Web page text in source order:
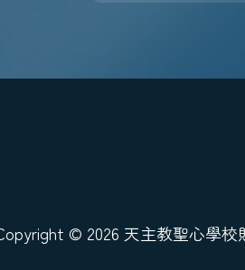
© 2026 天主教聖心學